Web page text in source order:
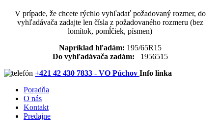
V prípade, že chcete rýchlo vyhľadať požadovaný rozmer, do
vyhľadávača zadajte len čísla z požadovaného rozmeru (bez
lomítok, pomĺčiek, písmen)
Napríklad hľadám: 195/65R15
Do vyhľadávača zadám: 1956515
+421 42 430 7833 - VO Púchov Info linka
Poradňa
O nás
Kontakt
Predajne